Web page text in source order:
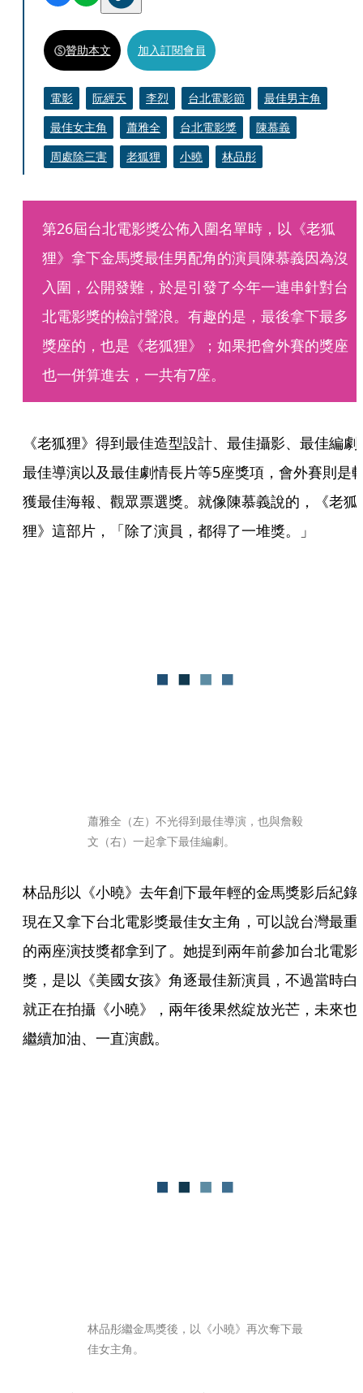
贊助本文 加入訂閱會員
電影 阮經天 李烈 台北電影節
最佳男主角
最佳女主角
蕭雅全 台北電影獎
陳慕義
周處除三害
老狐狸 小曉 林品彤
第26屆台北電影獎公佈入圍名單時，以《老狐
狸》拿下金馬獎最佳男配角的演員陳慕義因為沒
入圍，公開發難，於是引發了今年一連串針對台
北電影獎的檢討聲浪。有趣的是，最後拿下最多
獎座的，也是《老狐狸》；如果把會外賽的獎座
也一併算進去，一共有7座。
《老狐狸》得到最佳造型設計、最佳攝影、最佳編劇
最佳導演以及最佳劇情長片等5座獎項，會外賽則是
獲最佳海報、觀眾票選獎。就像陳慕義說的，《老狐
狸》這部片，「除了演員，都得了一堆獎。」
蕭雅全（左）不光得到最佳導演，也與詹毅
文（右）一起拿下最佳編劇。
林品彤以《小曉》去年創下最年輕的金馬獎影后紀錄
現在又拿下台北電影獎最佳女主角，可以說台灣最重
的兩座演技獎都拿到了。她提到兩年前參加台北電影
獎，是以《美國女孩》角逐最佳新演員，不過當時白
就正在拍攝《小曉》，兩年後果然綻放光芒，未來也
繼續加油、一直演戲。
林品彤繼金馬獎後，以《小曉》再次奪下最
佳女主角。